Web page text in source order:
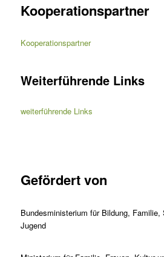
Kooperationspartner
Kooperationspartner
Weiterführende Links
weiterführende Links
Gefördert von
Bundesministerium für Bildung, Familie,
Jugend